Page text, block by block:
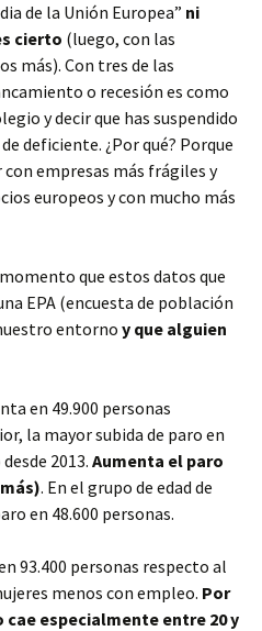
de la Unión Europea” ni
cierto (luego, con las
más). Con tres de las
o recesión es como
y decir que has suspendido
deficiente. ¿Por qué? Porque
empresas más frágiles y
europeos y con mucho más
que estos datos que
EPA (encuesta de población
entorno y que alguien
en 49.900 personas
la mayor subida de paro en
2013. Aumenta el paro
. En el grupo de edad de
en 48.600 personas.
93.400 personas respecto al
menos con empleo. Por
especialmente entre 20 y